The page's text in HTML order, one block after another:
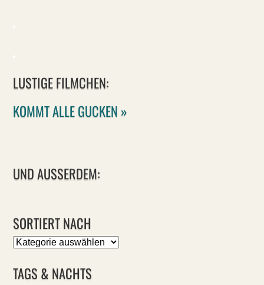
LUSTIGE FILMCHEN:
KOMMT ALLE GUCKEN »
UND AUSSERDEM:
SORTIERT NACH
Sortiert
TAGS & NACHTS